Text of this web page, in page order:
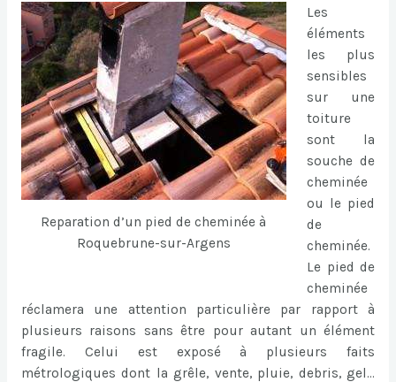
Reparation d’un pied de cheminée à
Roquebrune-sur-Argens
Les
éléments
les plus
sensibles
sur une
toiture
sont la
souche de
cheminée
ou le pied
de
cheminée.
Le pied de
cheminée
réclamera une attention particulière par rapport à
plusieurs raisons sans être pour autant un élément
fragile. Celui est exposé à plusieurs faits
métrologiques dont la grêle, vente, pluie, debris, gel…